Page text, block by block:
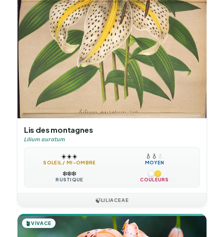
Lis des montagnes
Lilium auratum
☀️☀️☀️
SOLEIL / MI-OMBRE
💧 💧 💧
MOYEN
❄️❄️❄️
RUSTIQUE COULEURS
🍃LILIACEAE
🪴VIVACE